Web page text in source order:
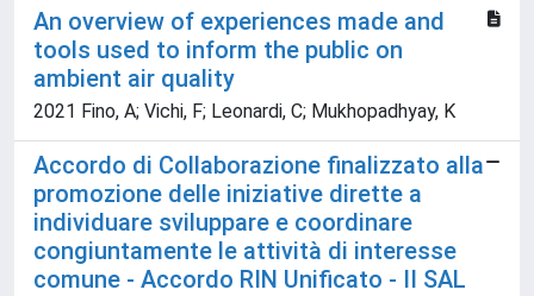
An overview of experiences made and
tools used to inform the public on
ambient air quality
2021 Fino, A; Vichi, F; Leonardi, C; Mukhopadhyay, K
Accordo di Collaborazione finalizzato alla
promozione delle iniziative dirette a
individuare sviluppare e coordinare
congiuntamente le attività di interesse
comune - Accordo RIN Unificato - II SAL